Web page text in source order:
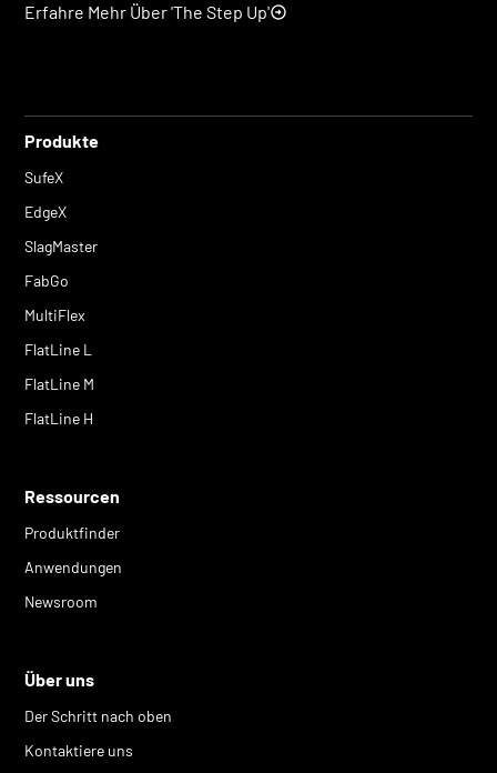
Erfahre Mehr Über 'The Step Up'
Produkte
SufeX
EdgeX
SlagMaster
FabGo
MultiFlex
FlatLine L
FlatLine M
FlatLine H
Ressourcen
Produktfinder
Anwendungen
Newsroom
Über uns
Der Schritt nach oben
Kontaktiere uns